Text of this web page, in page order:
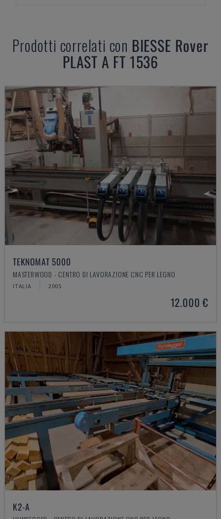
Prodotti correlati con BIESSE Rover
PLAST A FT 1536
TEKNOMAT 5000
MASTERWOOD - CENTRO DI LAVORAZIONE CNC PER LEGNO
ITALIA 2005
12.000 €
K2-A